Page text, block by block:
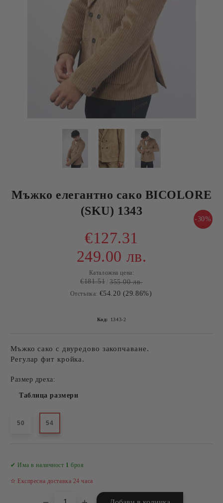
Мъжко елегантно сако BICOLORE
(SKU) 1343
-30%
€127.31
249.00 лв.
Каталожна цена:
€181.51 355.00 лв.
Отстъпка: €54.20 (29.86%)
Код: 1343-2
Мъжко сако с двуредово закопчаване.
Регулар фит кройка.
Размер дреха:
Таблица размери
50 54
✔ Има в наличност 1 броя
✫ Експресна доставка 24 часа